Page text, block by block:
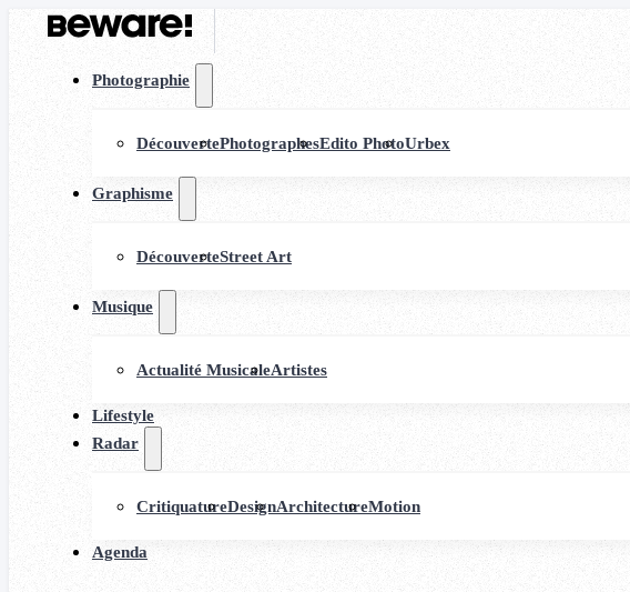
Photographie
DécouvertePhotographesEdito PhotoUrbex
Graphisme
DécouverteStreet Art
Musique
Actualité MusicaleArtistes
Lifestyle
Radar
CritiquatureDesignArchitectureMotion
Agenda